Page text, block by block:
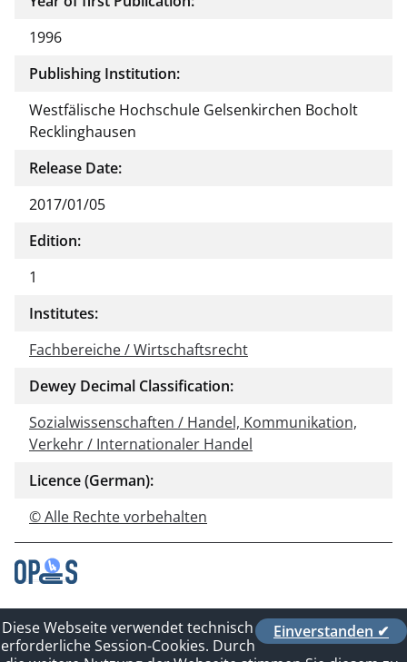
1996
Publishing Institution:
Westfälische Hochschule Gelsenkirchen Bocholt
Recklinghausen
Release Date:
2017/01/05
Edition:
1
Institutes:
Fachbereiche / Wirtschaftsrecht
Dewey Decimal Classification:
Sozialwissenschaften / Handel, Kommunikation,
Verkehr / Internationaler Handel
Licence (German):
© Alle Rechte vorbehalten
Contact
Privacy Policy
Einverstanden ✔
Diese Webseite verwendet technisch
erforderliche Session-Cookies. Durch